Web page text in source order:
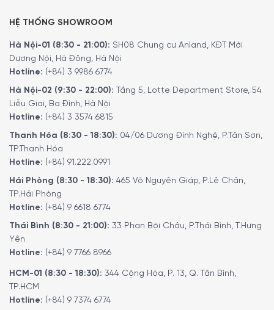
HỆ THỐNG SHOWROOM
Hà Nội-01 (8:30 - 21:00): SH08 Chung cư Anland, KĐT Mới
Dương Nội, Hà Đông, Hà Nội
Hotline: (+84) 3 9986 6774
Hà Nội-02 (9:30 - 22:00): Tầng 5, Lotte Department Store, 54
Liễu Giai, Ba Đình, Hà Nội
Hotline: (+84) 3 3574 6815
Thanh Hóa (8:30 - 18:30): 04/06 Dương Đình Nghệ, P.Tân Sơn,
TP.Thanh Hóa
Hotline: (+84) 91.222.0991
Hải Phòng (8:30 - 18:30): 465 Võ Nguyên Giáp, P.Lê Chân,
TP.Hải Phòng
Hotline: (+84) 9 6618 6774
Thái Bình (8:30 - 21:00): 33 Phan Bội Châu, P.Thái Bình, T.Hưng
Yên
Hotline: (+84) 9 7766 8966
HCM-01 (8:30 - 18:30): 344 Cộng Hòa, P. 13, Q. Tân Bình,
TP.HCM
Hotline: (+84) 9 7374 6774